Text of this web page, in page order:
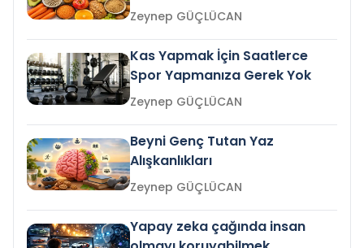
Zeynep GÜÇLÜCAN
Kas Yapmak İçin Saatlerce
Spor Yapmanıza Gerek Yok
Zeynep GÜÇLÜCAN
Beyni Genç Tutan Yaz
Alışkanlıkları
Zeynep GÜÇLÜCAN
Yapay zeka çağında insan